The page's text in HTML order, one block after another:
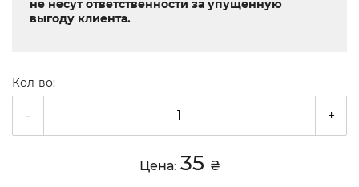
не несут ответственности за упущенную
выгоду клиента.
Кол-во:
- +
Цена: 35 ₴